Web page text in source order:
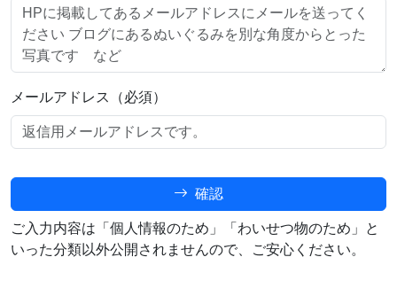
メールアドレス（必須）
確認
ご入力内容は「個人情報のため」「わいせつ物のため」と
いった分類以外公開されませんので、ご安心ください。